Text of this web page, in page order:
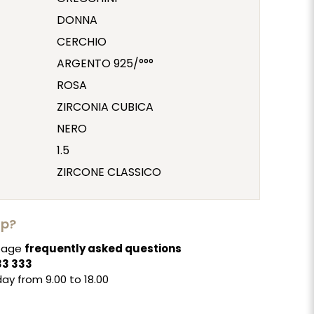
DONNA
CERCHIO
ARGENTO 925/°°°
ROSA
ZIRCONIA CUBICA
NERO
1.5
ZIRCONE CLASSICO
frequently asked questions
333
from 9.00 to 18.00